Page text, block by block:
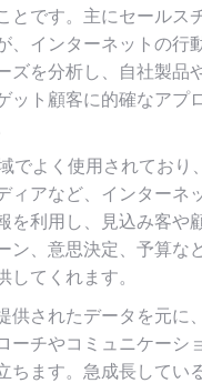
とです。主にセールス
、インターネットの行
ズを分析し、自社製品
ット顧客に的確なアプ
でよく使用されており
ィアなど、インターネ
を利用し、見込み客や
ン、意思決定、予算な
してくれます。
供されたデータを元に
ーチやコミュニケーシ
ちます。急成長してい